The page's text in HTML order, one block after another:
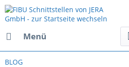
Menü
BLOG